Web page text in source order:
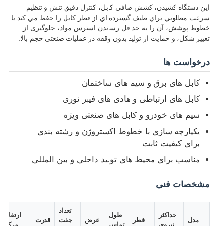
خانه
محصولات
دربارهی ما
اين دستگاه کشيدن، کشش صافي کابل، کنترل دقيق تنش و تنظیم
سرعت مطلوبي براي طیف گسترده اي از قطر کابل را حفظ مي کند.یا
خطوط پوشش، آن را به حداقل رساندن استرس مواد، جلوگیری از
تغییر شکل، و حمایت از تولید بدون وقفه در عملیات صنعتی حجم بالا.
درخواست ها
کابل های برق و سیم های ساختمان
کابل های ارتباطی و هادی های فیبر نوری
سیم های خودرو و کابل های صنعتی ویژه
یکپارچه سازی با خطوط اکستروژن و رشته بندی
برای کیفیت ثابت
مناسب برای محیط های تولید داخلی و بین المللی
مشخصات فنی
مدل
حداکثر
نیروی
قطر
طول
تماس
عرض
تعداد
جفت
قدرت
ارتفاع
مرکز